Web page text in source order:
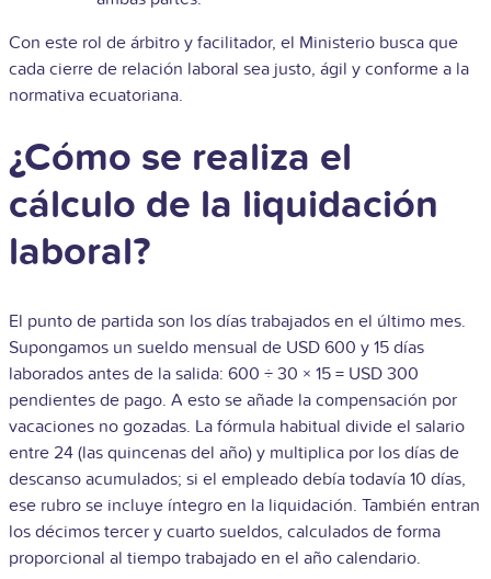
Con este rol de árbitro y facilitador, el Ministerio busca que
cada cierre de relación laboral sea justo, ágil y conforme a la
normativa ecuatoriana.
¿Cómo se realiza el
cálculo de la liquidación
laboral?
El punto de partida son los días trabajados en el último mes.
Supongamos un sueldo mensual de USD 600 y 15 días
laborados antes de la salida: 600 ÷ 30 × 15 = USD 300
pendientes de pago. A esto se añade la compensación por
vacaciones no gozadas. La fórmula habitual divide el salario
entre 24 (las quincenas del año) y multiplica por los días de
descanso acumulados; si el empleado debía todavía 10 días,
ese rubro se incluye íntegro en la liquidación. También entran
los décimos tercer y cuarto sueldos, calculados de forma
proporcional al tiempo trabajado en el año calendario.